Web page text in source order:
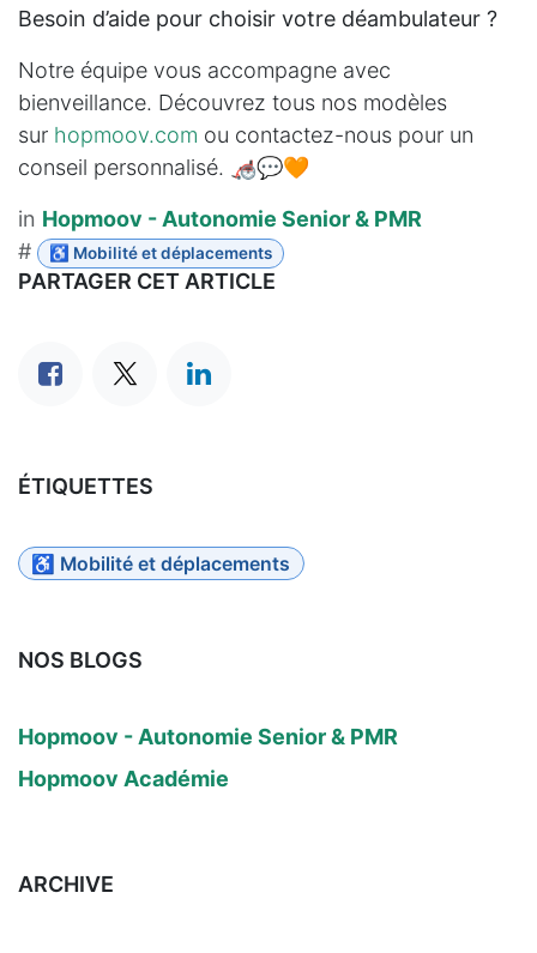
Besoin d’aide pour choisir votre déambulateur ?
Notre équipe vous accompagne avec
bienveillance. Découvrez tous nos modèles
sur hopmoov.com ou contactez-nous pour un
conseil personnalisé. 🦽💬🧡
in Hopmoov - Autonomie Senior & PMR
#
♿ Mobilité et déplacements
PARTAGER CET ARTICLE
ÉTIQUETTES
♿ Mobilité et déplacements
NOS BLOGS
Hopmoov - Autonomie Senior & PMR
Hopmoov Académie
ARCHIVE